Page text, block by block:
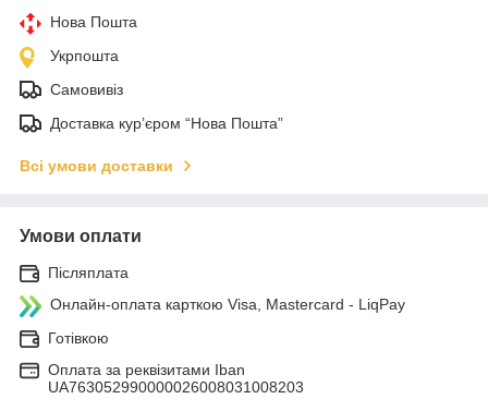
Нова Пошта
Укрпошта
Самовивіз
Доставка кур’єром “Нова Пошта”
Всі умови доставки
Умови оплати
Післяплата
Онлайн-оплата карткою Visa, Mastercard - LiqPay
Готівкою
Оплата за реквізитами Iban
UA763052990000026008031008203